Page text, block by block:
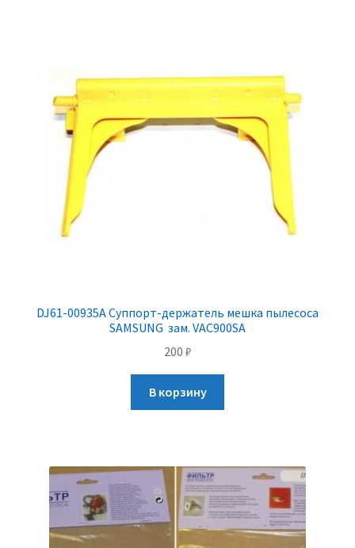
DJ61-00935A Суппорт-держатель мешка пылесоса
SAMSUNG зам. VAC900SA
200 ₽
В корзину